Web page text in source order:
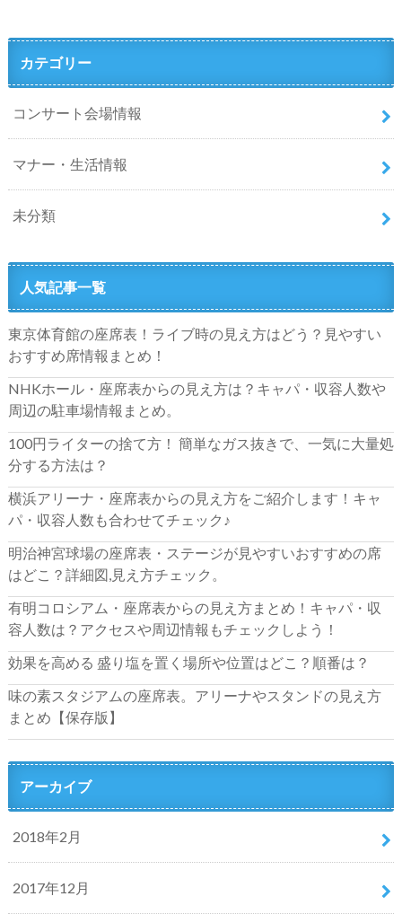
カテゴリー
コンサート会場情報
マナー・生活情報
未分類
人気記事一覧
東京体育館の座席表！ライブ時の見え方はどう？見やすい
おすすめ席情報まとめ！
NHKホール・座席表からの見え方は？キャパ・収容人数や
周辺の駐車場情報まとめ。
100円ライターの捨て方！ 簡単なガス抜きで、一気に大量処
分する方法は？
横浜アリーナ・座席表からの見え方をご紹介します！キャ
パ・収容人数も合わせてチェック♪
明治神宮球場の座席表・ステージが見やすいおすすめの席
はどこ？詳細図,見え方チェック。
有明コロシアム・座席表からの見え方まとめ！キャパ・収
容人数は？アクセスや周辺情報もチェックしよう！
効果を高める 盛り塩を置く場所や位置はどこ？順番は？
味の素スタジアムの座席表。アリーナやスタンドの見え方
まとめ【保存版】
アーカイブ
2018年2月
2017年12月